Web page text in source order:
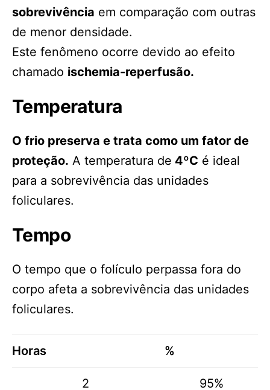
sobrevivência em comparação com outras
de menor densidade.
Este fenômeno ocorre devido ao efeito
chamado ischemia-reperfusão.
Temperatura
O frio preserva e trata como um fator de
proteção. A temperatura de 4ºC é ideal
para a sobrevivência das unidades
foliculares.
Tempo
O tempo que o folículo perpassa fora do
corpo afeta a sobrevivência das unidades
foliculares.
Horas %
2 95%